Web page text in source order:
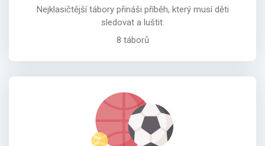
Nejklasičtější tábory přináši příběh, který musí děti
sledovat a luštit.
8 táborů